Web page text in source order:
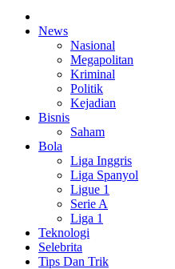
News
Nasional
Megapolitan
Kriminal
Politik
Kejadian
Bisnis
Saham
Bola
Liga Inggris
Liga Spanyol
Ligue 1
Serie A
Liga 1
Teknologi
Selebrita
Tips Dan Trik